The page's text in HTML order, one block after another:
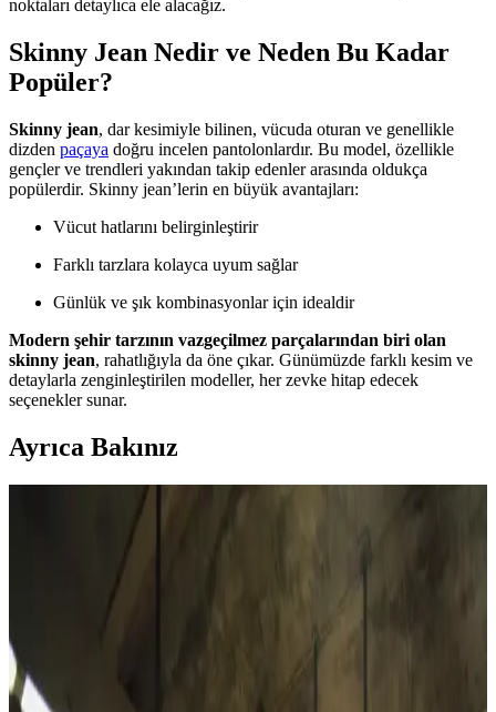
noktaları detaylıca ele alacağız.
Skinny Jean Nedir ve Neden Bu Kadar
Popüler?
Skinny jean, dar kesimiyle bilinen, vücuda oturan ve genellikle
dizden paçaya doğru incelen pantolonlardır. Bu model, özellikle
gençler ve trendleri yakından takip edenler arasında oldukça
popülerdir. Skinny jean’lerin en büyük avantajları:
Vücut hatlarını belirginleştirir
Farklı tarzlara kolayca uyum sağlar
Günlük ve şık kombinasyonlar için idealdir
Modern şehir tarzının vazgeçilmez parçalarından biri olan
skinny jean, rahatlığıyla da öne çıkar. Günümüzde farklı kesim ve
detaylarla zenginleştirilen modeller, her zevke hitap edecek
seçenekler sunar.
Ayrıca Bakınız
Naked & Famous Kadın Selvedge Denim: Fit,
Kesim ve Kullanıcı Deneyimleri Analizi
Naked & Famous Rainbow Core kadın selvedge kot pantolonları,
solmalarını öne çıkarıyor.
Alya Underwear Kadın Pamuklu Hipster Slip